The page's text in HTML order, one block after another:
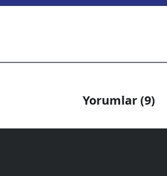
Yorumlar (9)